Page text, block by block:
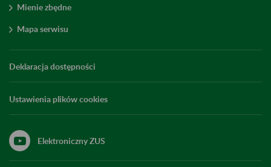
Mienie zbędne
Mapa serwisu
Deklaracja dostępności
Ustawienia plików cookies
Elektroniczny ZUS